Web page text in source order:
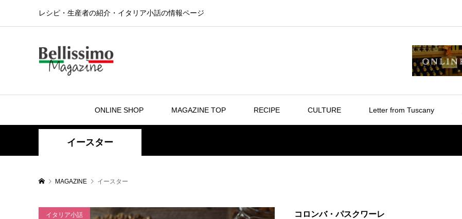
レシピ・生産者の紹介・イタリア小話の情報ページ
ONLINE SHOP MAGAZINE TOP RECIPE CULTURE Letter from Tuscany
イースター
MAGAZINE イースター
イタリア小話 コロンバ・パスクワーレ